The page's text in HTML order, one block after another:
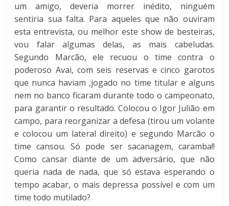
um amigo, deveria morrer inédito, ninguém
sentiria sua falta. Para aqueles que não ouviram
esta entrevista, ou melhor este show de besteiras,
vou falar algumas delas, as mais cabeludas.
Segundo Marcão, ele recuou o time contra o
poderoso Avai, com seis reservas e cinco garotos
que nunca haviam ,jogado no time titular e alguns
nem no banco ficaram durante todo o campeonato,
para garantir o resultado. Colocou o Igor Julião em
campo, para reorganizar a defesa (tirou um volante
e colocou um lateral direito) e segundo Marcão o
time cansou. Só pode ser sacanagem, caramba!!
Como cansar diante de um adversário, que não
queria nada de nada, que só estava esperando o
tempo acabar, o mais depressa possível e com um
time todo mutilado?